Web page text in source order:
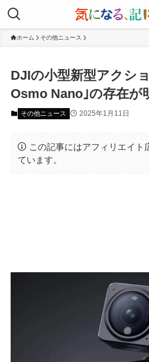
ホーム その他ニュース
DJIの小型新型アクシ
Osmo Nano｣の存在が
その他ニュース 2025年1月11日
この記事にはアフィリエイト
ています。